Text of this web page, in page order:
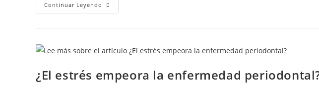
Continuar Leyendo
¿El estrés empeora la enfermedad